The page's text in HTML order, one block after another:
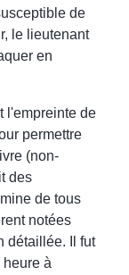
de
le lieutenant
en
l'empreinte de
permettre
(non-
des
de tous
notées
détaillée. Il fut
à